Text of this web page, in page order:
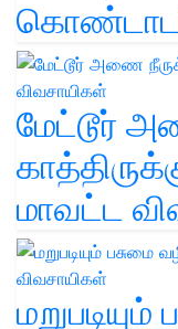
மேட்டூர்
மாவட்ட